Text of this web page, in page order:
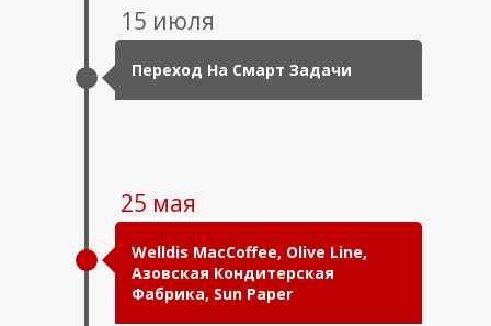
15 июля
Переход На Смарт Задачи
25 мая
Welldis MacCoffee, Olive Line,
Азовская Кондитерская
Фабрика, Sun Paper